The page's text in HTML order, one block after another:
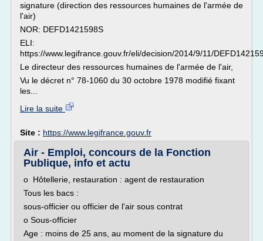
signature (direction des ressources humaines de l'armée de
l'air)
NOR: DEFD1421598S
ELI:
https://www.legifrance.gouv.fr/eli/decision/2014/9/11/
Le directeur des ressources humaines de l'armée de l'air,
Vu le décret n° 78-1060 du 30 octobre 1978 modifié fixant
les...
Lire la suite
Site : https://www.legifrance.gouv.fr
Air - Emploi, concours de la Fonction
Publique, info et actu
o Hôtellerie, restauration : agent de restauration
Tous les bacs :
sous-officier ou officier de l'air sous contrat
o Sous-officier
Age : moins de 25 ans, au moment de la signature du